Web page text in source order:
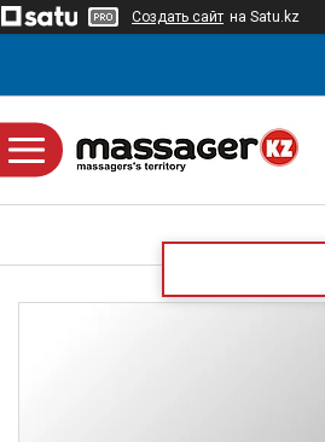
Создать сайт на Satu.kz